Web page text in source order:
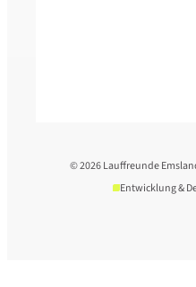
© 2026 Lauffreunde
Entwicklung &